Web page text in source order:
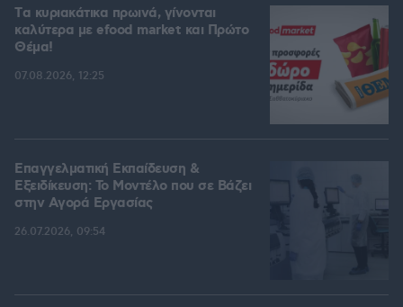
Tα κυριακάτικα πρωινά, γίνονται
καλύτερα με efood market και Πρώτο
Θέμα!
07.08.2026, 12:25
Επαγγελματική Εκπαίδευση &
Εξειδίκευση: Το Mοντέλο που σε Bάζει
στην Aγορά Eργασίας
26.07.2026, 09:54